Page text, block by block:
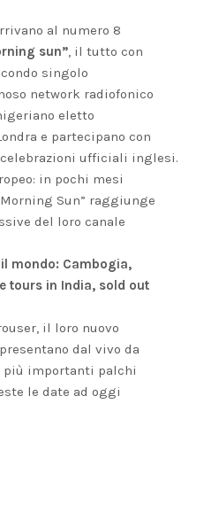
al numero 8
sun”, il tutto con
singolo
network radiofonico
eletto
e partecipano con
ufficiali inglesi.
in pochi mesi
Sun” raggiunge
del loro canale
mondo: Cambogia,
tours in India, sold out
il loro nuovo
dal vivo da
più importanti palchi
le date ad oggi